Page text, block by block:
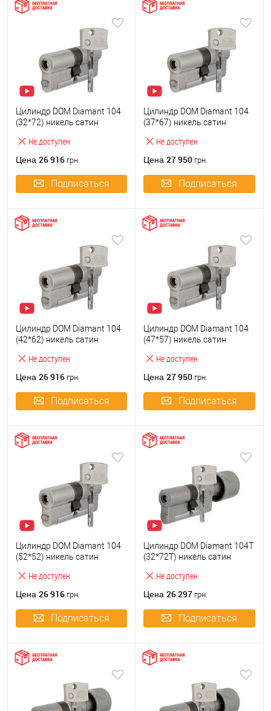
Не доступен
Цилиндр DOM Diamant 104
(32*72) никель сатин
Цена 26 916 грн.
Подписаться
Не доступен
Цилиндр DOM Diamant 104
(37*67) никель сатин
Цена 27 950 грн.
Подписаться
Не доступен
Цилиндр DOM Diamant 104
(42*62) никель сатин
Цена 26 916 грн.
Подписаться
Не доступен
Цилиндр DOM Diamant 104
(47*57) никель сатин
Цена 27 950 грн.
Подписаться
Не доступен
Цилиндр DOM Diamant 104
(52*52) никель сатин
Цена 26 916 грн.
Подписаться
Не доступен
Цилиндр DOM Diamant 104T
(32*72T) никель сатин
Цена 26 297 грн.
Подписаться